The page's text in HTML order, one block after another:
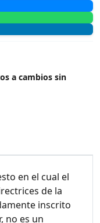
a cambios sin
en el cual el
de la
inscrito
no es un